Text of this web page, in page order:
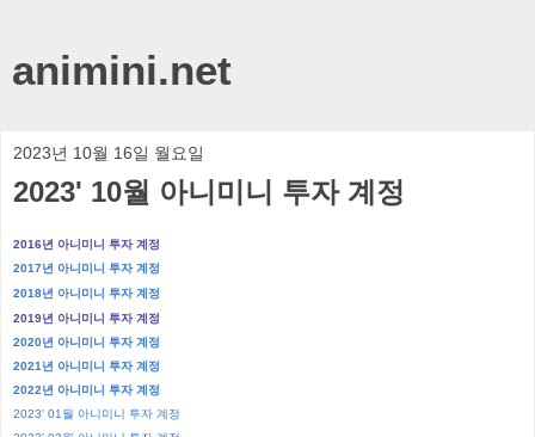
animini.net
2023년 10월 16일 월요일
2023' 10월 아니미니 투자 계정
2016년 아니미니 투자 계정
2017년 아니미니 투자 계정
2018년 아니미니 투자 계정
2019년 아니미니 투자 계정
2020년 아니미니 투자 계정
2021년 아니미니 투자 계정
2022년 아니미니 투자 계정
2023' 01월 아니미니 투자 계정